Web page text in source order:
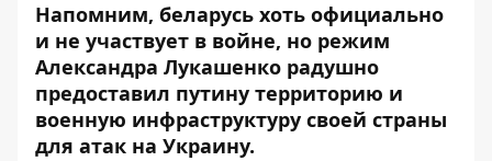
Напомним, беларусь хоть официально
и не участвует в войне, но режим
Александра Лукашенко радушно
предоставил путину территорию и
военную инфраструктуру своей страны
для атак на Украину.